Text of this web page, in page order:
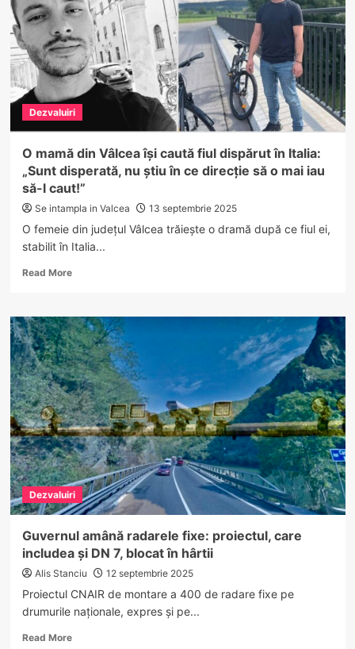
din
Râmnicu
Vâlcea
–
forțele
ordine
au
intrat
acțiune
Dezvaluiri
O mamă din Vâlcea își caută fiul dispărut în Italia:
„Sunt disperată, nu știu în ce direcție să o mai iau
să-l caut!”
Se intampla in Valcea 13 septembrie 2025
O femeie din județul Vâlcea trăiește o dramă după ce fiul ei,
stabilit în Italia...
Read MoreRead
O
mamă
din
Vâlcea
își
caută
fiul
dispărut
în
Italia:
„Sunt
disperată,
nu
știu
ce
direcție
să
mai
iau
Dezvaluiri
Guvernul amână radarele fixe: proiectul, care
includea și DN 7, blocat în hârtii
Alis Stanciu 12 septembrie 2025
Proiectul CNAIR de montare a 400 de radare fixe pe
drumurile naționale, expres și pe...
Read MoreRead